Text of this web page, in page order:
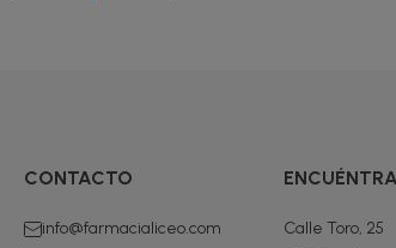
CONTACTO
info@farmacialiceo.com
Calle Toro, 25